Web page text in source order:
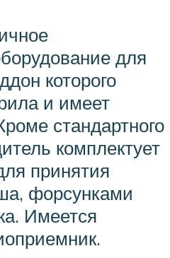
для
которого
и имеет
стандартного
комплектует
принятия
форсунками
Имеется